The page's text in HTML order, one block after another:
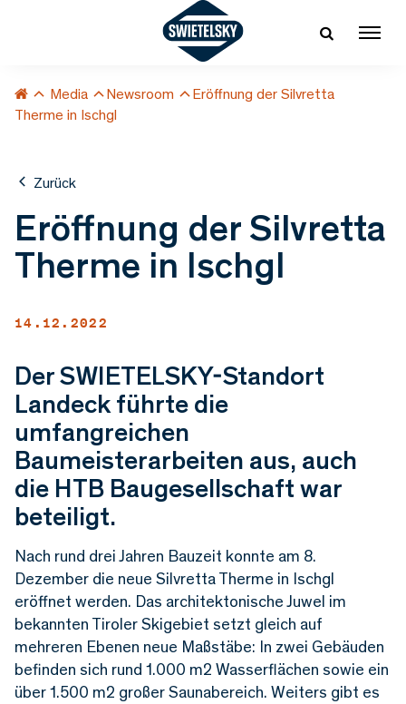
Media Newsroom
Eröffnung der Silvretta
Therme in Ischgl
Zurück
Eröffnung der Silvretta
Therme in Ischgl
14.12.2022
Der SWIETELSKY-Standort
Landeck führte die
umfangreichen
Baumeisterarbeiten aus, auch
die HTB Baugesellschaft war
beteiligt.
Nach rund drei Jahren Bauzeit konnte am 8.
Dezember die neue Silvretta Therme in Ischgl
eröffnet werden. Das architektonische Juwel im
bekannten Tiroler Skigebiet setzt gleich auf
mehreren Ebenen neue Maßstäbe: In zwei Gebäuden
befinden sich rund 1.000 m2 Wasserflächen sowie ein
über 1.500 m2 großer Saunabereich. Weiters gibt es